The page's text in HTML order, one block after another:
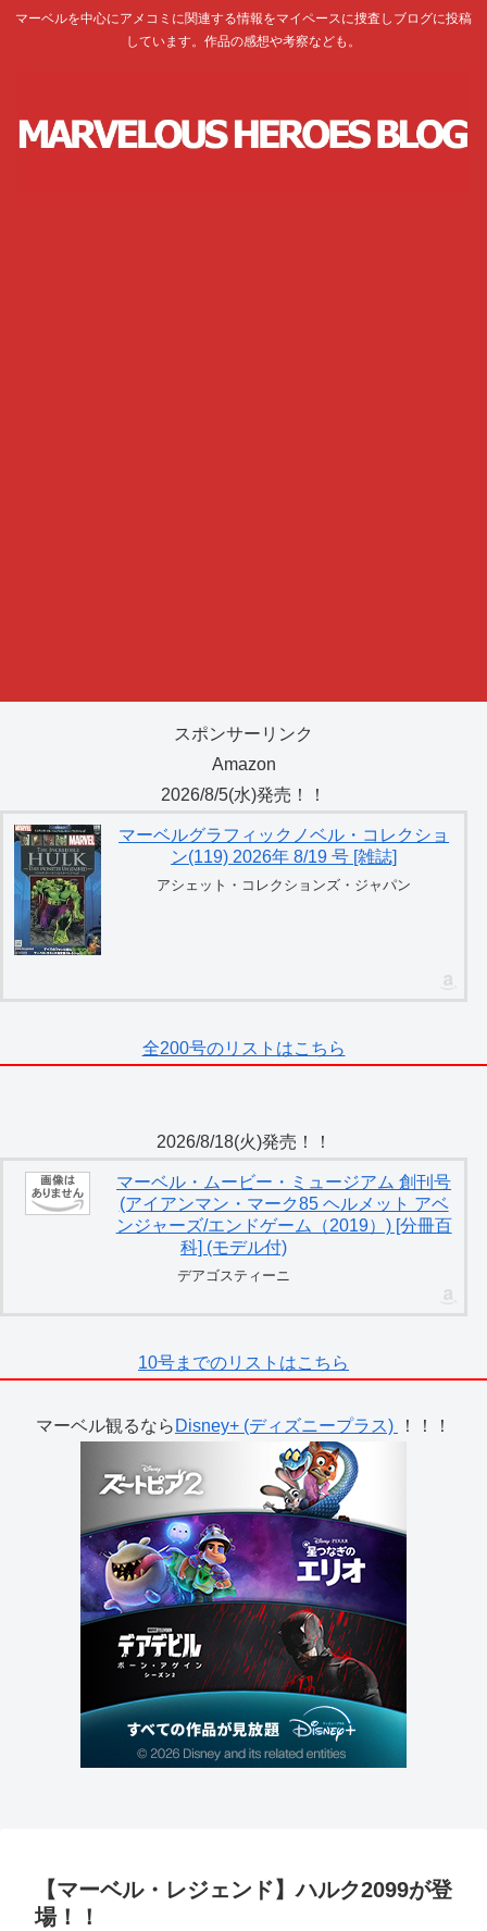
マーベルを中心にアメコミに関連する情報をマイペースに捜査しブログに投稿
しています。作品の感想や考察なども。
スポンサーリンク
Amazon
2026/8/5(水)発売！！
マーベルグラフィックノベル・コレクショ
ン(119) 2026年 8/19 号 [雑誌]
アシェット・コレクションズ・ジャパン
全200号のリストはこちら
2026/8/18(火)発売！！
マーベル・ムービー・ミュージアム 創刊号
(アイアンマン・マーク85 ヘルメット アベ
ンジャーズ/エンドゲーム（2019）) [分冊百
科] (モデル付)
デアゴスティーニ
10号までのリストはこちら
マーベル観るなら Disney+ (ディズニープラス) ！！！
【マーベル・レジェンド】ハルク2099が登
場！！